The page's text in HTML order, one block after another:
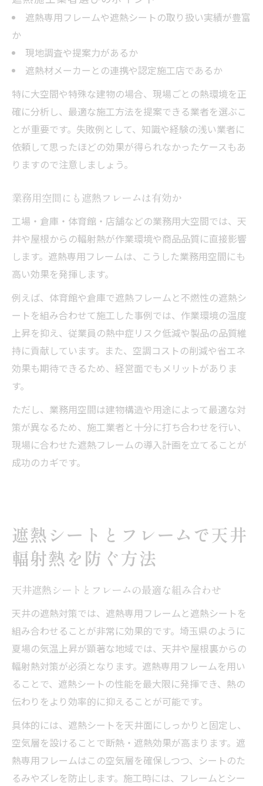
遮熱専用フレームや遮熱シートの取り扱い実績が豊富
か
現地調査や提案力があるか
遮熱材メーカーとの連携や認定施工店であるか
特に大空間や特殊な建物の場合、現場ごとの熱環境を正
確に分析し、最適な施工方法を提案できる業者を選ぶこ
とが重要です。失敗例として、知識や経験の浅い業者に
依頼して思ったほどの効果が得られなかったケースもあ
りますので注意しましょう。
業務用空間にも遮熱フレームは有効か
工場・倉庫・体育館・店舗などの業務用大空間では、天
井や屋根からの輻射熱が作業環境や商品品質に直接影響
します。遮熱専用フレームは、こうした業務用空間にも
高い効果を発揮します。
例えば、体育館や倉庫で遮熱フレームと不燃性の遮熱シ
ートを組み合わせて施工した事例では、作業環境の温度
上昇を抑え、従業員の熱中症リスク低減や製品の品質維
持に貢献しています。また、空調コストの削減や省エネ
効果も期待できるため、経営面でもメリットがありま
す。
ただし、業務用空間は建物構造や用途によって最適な対
策が異なるため、施工業者と十分に打ち合わせを行い、
現場に合わせた遮熱フレームの導入計画を立てることが
成功のカギです。
遮熱シートとフレームで天井
輻射熱を防ぐ方法
天井遮熱シートとフレームの最適な組み合わせ
天井の遮熱対策では、遮熱専用フレームと遮熱シートを
組み合わせることが非常に効果的です。埼玉県のように
夏場の気温上昇が顕著な地域では、天井や屋根裏からの
輻射熱対策が必須となります。遮熱専用フレームを用い
ることで、遮熱シートの性能を最大限に発揮でき、熱の
伝わりをより効率的に抑えることが可能です。
具体的には、遮熱シートを天井面にしっかりと固定し、
空気層を設けることで断熱・遮熱効果が高まります。遮
熱専用フレームはこの空気層を確保しつつ、シートのた
るみやズレを防止します。施工時には、フレームとシー